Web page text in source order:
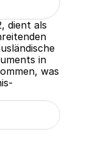
dient als
in
was